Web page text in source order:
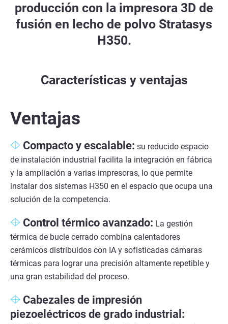
producción con la impresora 3D de
fusión en lecho de polvo Stratasys
H350.
Características y ventajas
Ventajas
Compacto y escalable: su reducido espacio
de instalación industrial facilita la integración en fábrica
y la ampliación a varias impresoras, lo que permite
instalar dos sistemas H350 en el espacio que ocupa una
solución de la competencia.
Control térmico avanzado: La gestión
térmica de bucle cerrado combina calentadores
cerámicos distribuidos con IA y sofisticadas cámaras
térmicas para lograr una precisión altamente repetible y
una gran estabilidad del proceso.
Cabezales de impresión
piezoeléctricos de grado industrial: